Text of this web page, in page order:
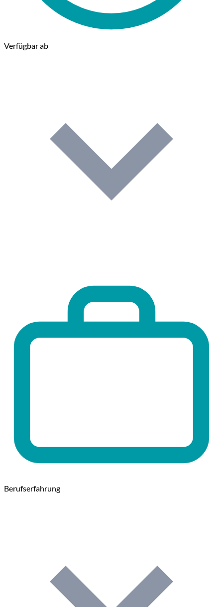
Verfügbar ab
Berufserfahrung